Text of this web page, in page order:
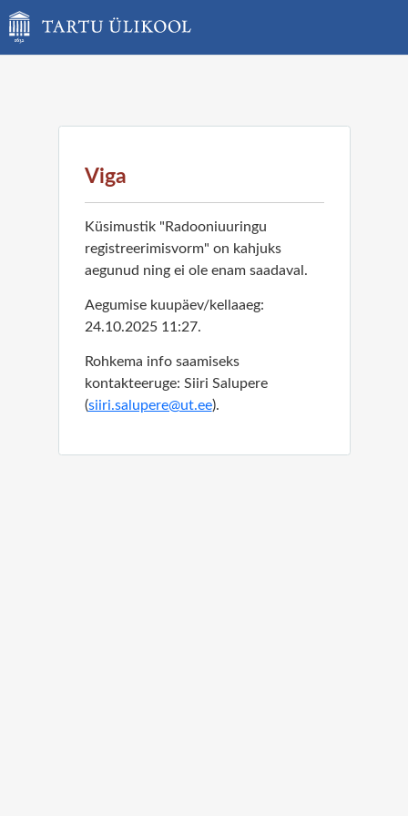
Viga
Küsimustik "Radooniuuringu
registreerimisvorm" on kahjuks
aegunud ning ei ole enam saadaval.
Aegumise kuupäev/kellaaeg:
24.10.2025 11:27.
Rohkema info saamiseks
kontakteeruge: Siiri Salupere
(siiri.salupere@ut.ee).